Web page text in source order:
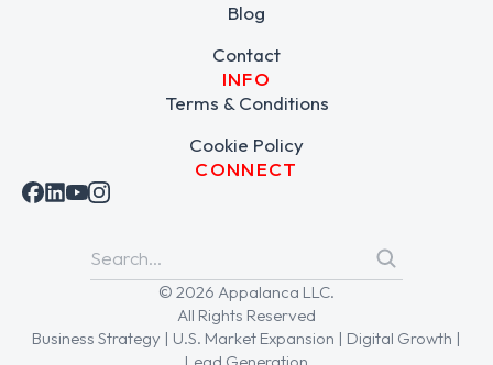
Blog
Contact
INFO
Terms & Conditions
Cookie Policy
CONNECT
© 2026 Appalanca LLC.
All Rights Reserved
Business Strategy | U.S. Market Expansion | Digital Growth |